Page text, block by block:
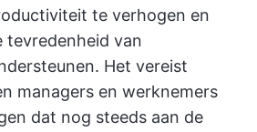
te verhogen en
tevredenheid van
Het vereist
managers en werknemers
dat nog steeds aan de